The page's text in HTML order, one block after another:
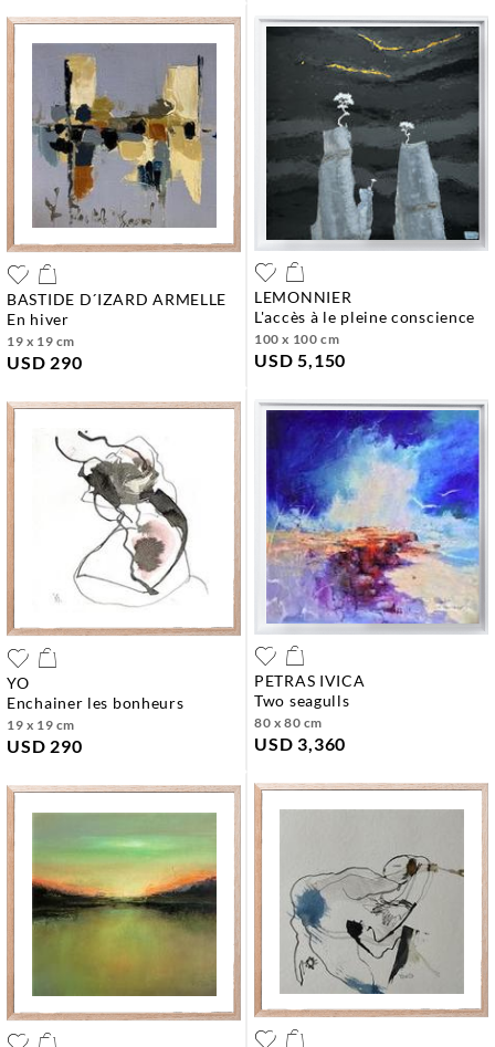
BASTIDE D´IZARD ARMELLE
en hiver
19 x 19 cm
USD 290
LEMONNIER
l'accès à le pleine conscience
100 x 100 cm
USD 5,150
YO
enchainer les bonheurs
19 x 19 cm
USD 290
PETRAS IVICA
two seagulls
80 x 80 cm
USD 3,360